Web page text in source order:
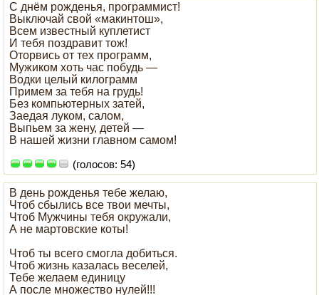
С днём рожденья, программист!
Выключай свой «макинтош»,
Всем известный куплетист
И тебя поздравит тож!
Оторвись от тех программ,
Мужиком хоть час побудь —
Водки целый килограмм
Примем за тебя на грудь!
Без компьютерных затей,
Заедая луком, салом,
Выпьем за жену, детей —
В нашей жизни главном самом!
(голосов: 54)
В день рожденья тебе желаю,
Чтоб сбылись все твои мечты,
Чтоб Мужчины тебя окружали,
А не мартовские коты!
Чтоб ты всего смогла добиться.
Чтоб жизнь казалась веселей,
Тебе желаем единицу
А после множество нулей!!!